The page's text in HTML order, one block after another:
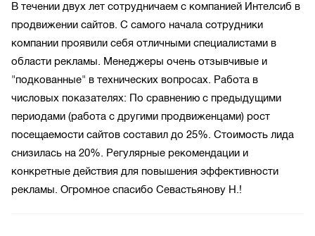
В течении двух лет сотрудничаем с компанией Интелсиб в
продвижении сайтов. С самого начала сотрудники
компании проявили себя отличными специалистами в
области рекламы. Менеджеры очень отзывчивые и
"подкованные" в технических вопросах. Работа в
числовых показателях: По сравнению с предыдущими
периодами (работа с другими продвиженцами) рост
посещаемости сайтов составил до 25%. Стоимость лида
снизилась на 20%. Регулярные рекомендации и
конкретные действия для повышения эффективности
рекламы. Огромное спасибо Севастьянову Н.!